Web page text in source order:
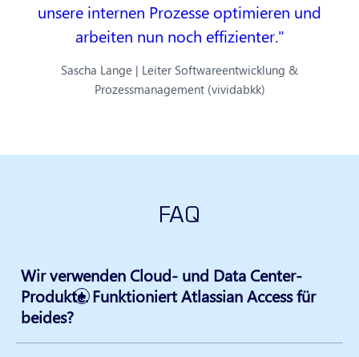
unsere internen Prozesse optimieren und
arbeiten nun noch effizienter.
Sascha Lange | Leiter Softwareentwicklung &
Prozessmanagement (vividabkk)
FAQ
Wir verwenden Cloud- und Data Center-
Produkte. Funktioniert Atlassian Access für
beides?